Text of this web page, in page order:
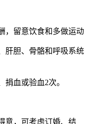
，留意饮食和多做运动
肝胆、骨骼和呼吸系统
血或验血2次。
意，可考虑订婚、结